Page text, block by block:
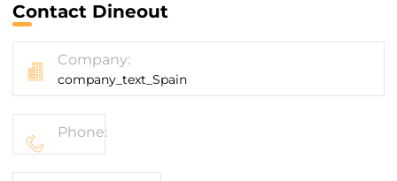
Restaurantes
Ofertas
Eventos
App
Contact Dineout
Company:
company_text_Spain
Phone: